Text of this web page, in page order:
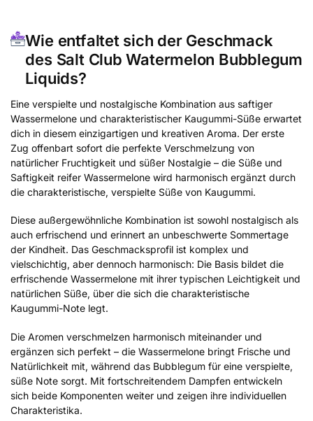
Wie entfaltet sich der Geschmack
des Salt Club Watermelon Bubblegum
Liquids?
Eine verspielte und nostalgische Kombination aus saftiger
Wassermelone und charakteristischer Kaugummi-Süße erwartet
dich in diesem einzigartigen und kreativen Aroma. Der erste
Zug offenbart sofort die perfekte Verschmelzung von
natürlicher Fruchtigkeit und süßer Nostalgie – die Süße und
Saftigkeit reifer Wassermelone wird harmonisch ergänzt durch
die charakteristische, verspielte Süße von Kaugummi.
Diese außergewöhnliche Kombination ist sowohl nostalgisch als
auch erfrischend und erinnert an unbeschwerte Sommertage
der Kindheit. Das Geschmacksprofil ist komplex und
vielschichtig, aber dennoch harmonisch: Die Basis bildet die
erfrischende Wassermelone mit ihrer typischen Leichtigkeit und
natürlichen Süße, über die sich die charakteristische
Kaugummi-Note legt.
Die Aromen verschmelzen harmonisch miteinander und
ergänzen sich perfekt – die Wassermelone bringt Frische und
Natürlichkeit mit, während das Bubblegum für eine verspielte,
süße Note sorgt. Mit fortschreitendem Dampfen entwickeln
sich beide Komponenten weiter und zeigen ihre individuellen
Charakteristika.